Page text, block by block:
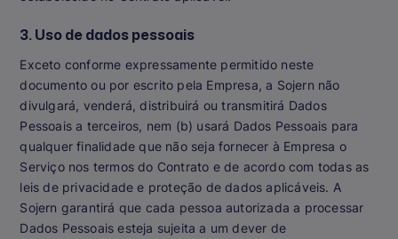
3. Uso de dados pessoais
Exceto conforme expressamente permitido neste
documento ou por escrito pela Empresa, a Sojern não
divulgará, venderá, distribuirá ou transmitirá Dados
Pessoais a terceiros, nem (b) usará Dados Pessoais para
qualquer finalidade que não seja fornecer à Empresa o
Serviço nos termos do Contrato e de acordo com todas as
leis de privacidade e proteção de dados aplicáveis. A
Sojern garantirá que cada pessoa autorizada a processar
Dados Pessoais esteja sujeita a um dever de